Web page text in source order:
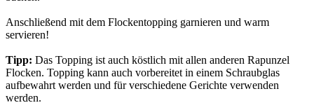
Anschließend mit dem Flockentopping garnieren und warm
servieren!
Tipp: Das Topping ist auch köstlich mit allen anderen Rapunzel
Flocken. Topping kann auch vorbereitet in einem Schraubglas
aufbewahrt werden und für verschiedene Gerichte verwenden
werden.